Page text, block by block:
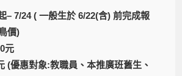
– 7/24 ( 一般生於 6/22(含) 前完成報
價)
元
(優惠對象:教職員、本推廣班舊生、